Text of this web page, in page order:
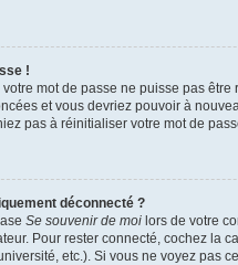
!
mot de passe ne puisse pas
et vous devriez pouvoir à
pas à réinitialiser votre mot de
déconnecté ?
Se souvenir de moi lors de votre
Pour rester connecté, cochez la
etc.). Si vous ne voyez pas